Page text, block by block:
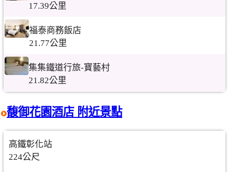
17.39公里
福泰商務飯店
21.77公里
集集鐵道行旅-寶藝村
21.82公里
馥御花園酒店 附近景點
高鐵彰化站
224公尺